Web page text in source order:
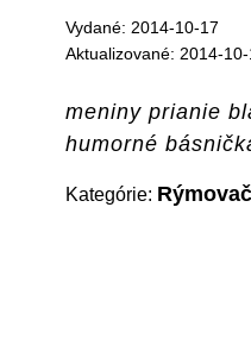
Vydané: 2014-10-17
Aktualizované: 2014-10-
meniny prianie
humorné
Kategórie: